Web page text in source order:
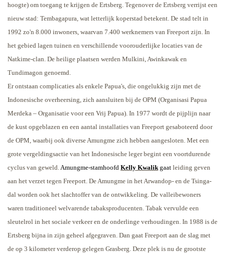
hoogte) om toegang te krijgen de Ertsberg. Tegenover de Ertsberg verrijst een
nieuw stad: Tembagapura, wat letterlijk koperstad betekent. De stad telt in
1992 zo'n 8.000 inwoners, waarvan 7.400 werknemers van Freeport zijn. In
het gebied lagen tuinen en verschillende voorouderlijke locaties van de
Natkime-clan. De heilige plaatsen werden Mulkini, Awinkawak en
Tundimagon genoemd.
Er ontstaan complicaties als enkele Papua's, die ongelukkig zijn met de
Indonesische overheersing, zich aansluiten bij de OPM (Organisasi Papua
Merdeka – Organisatie voor een Vrij Papua). In 1977 wordt de pijplijn naar
de kust opgeblazen en een aantal installaties van Freeport gesaboteerd door
de OPM, waarbij ook diverse Amungme zich hebben aangesloten. Met een
grote vergeldingsactie van het Indonesische leger begint een voortdurende
cyclus van geweld. Amungme-stamhoofd Kelly Kwalik gaat leiding geven
aan het verzet tegen Freeport. De Amungme in het Arwandop- en de Tsinga-
dal worden ook het slachtoffer van de ontwikkeling. De valleibewoners
waren traditioneel welvarende tabaksproducenten. Tabak vervulde een
sleutelrol in het sociale verkeer en de onderlinge verhoudingen. In 1988 is de
Ertsberg bijna in zijn geheel afgegraven. Dan gaat Freeport aan de slag met
de op 3 kilometer verderop gelegen Grasberg. Deze plek is nu de grootste